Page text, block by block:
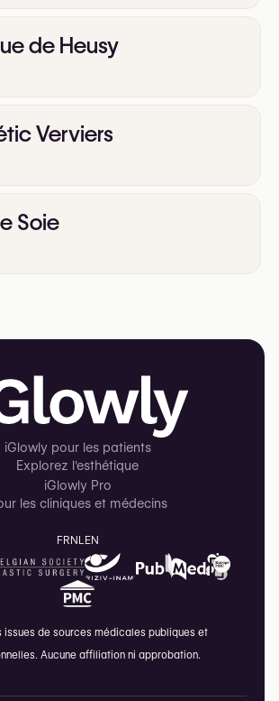
de Heusy
Verviers
Soie
iGlowly pour les patients
Explorez l'esthétique
iGlowly Pro
les cliniques et médecins
FRNLEN
issues de sources médicales publiques et
Aucune affiliation ni approbation.